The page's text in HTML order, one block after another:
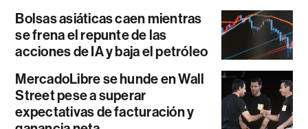
Bolsas asiáticas caen mientras
se frena el repunte de las
acciones de IA y baja el petróleo
MercadoLibre se hunde en Wall
Street pese a superar
expectativas de facturación y